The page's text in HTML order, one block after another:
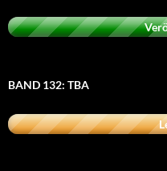
BAND 132: TBA